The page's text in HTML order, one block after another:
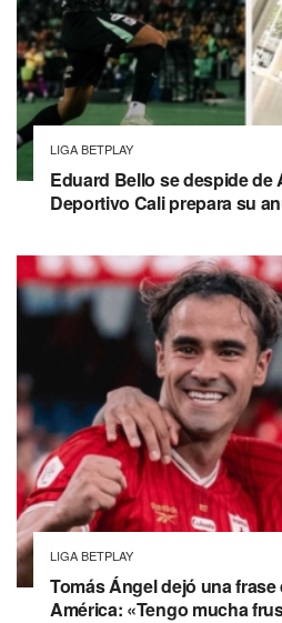
LIGA BETPLAY
Eduard Bello se despide de
Deportivo Cali prepara su
LIGA BETPLAY
Tomás Ángel dejó una
América: «Tengo mucha